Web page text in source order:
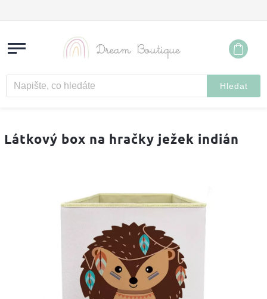
Hledat
Látkový box na hračky ježek indián